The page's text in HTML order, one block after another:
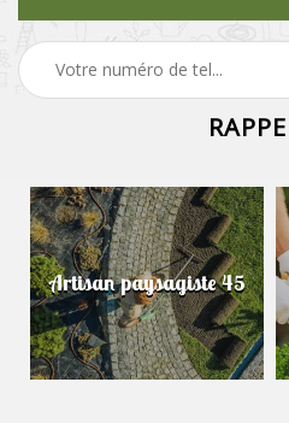
Artisan paysagiste 45